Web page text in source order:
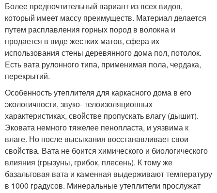
Более предпочтительный вариант из всех видов,
который имеет массу преимуществ. Материал делается
путем расплавления горных пород в волокна и
продается в виде жестких матов, сфера их
использования стены деревянного дома пол, потолок.
Есть вата рулонного типа, применимая пола, чердака,
перекрытий.
Особенность утеплителя для каркасного дома в его
экологичности, звуко- телоизоляционных
характеристиках, свойстве пропускать влагу (дышит).
Эковата немного тяжелее пенопласта, и уязвима к
влаге. Но после высыхания восстанавливает свои
свойства. Вата не боится химического и биологического
влияния (грызуны, грибок, плесень). К тому же
базальтовая вата и каменная выдерживают температуру
в 1000 градусов. Минеральные утеплители прослужат